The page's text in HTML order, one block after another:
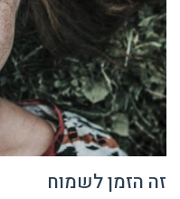
זה הזמן לשמוח